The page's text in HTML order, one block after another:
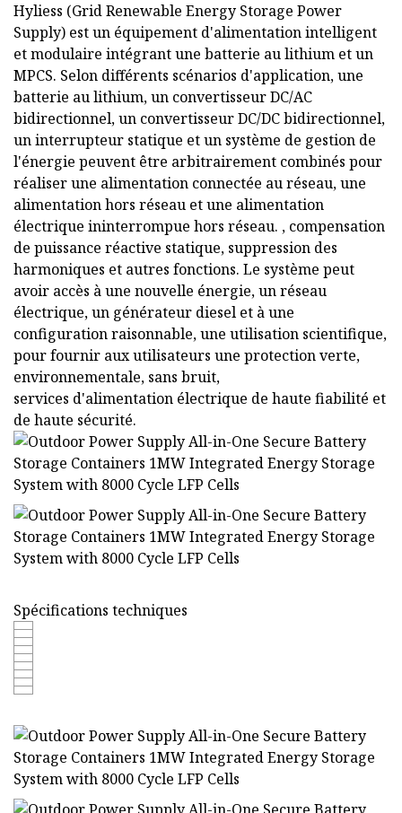
Hyliess (Grid Renewable Energy Storage Power
Supply) est un équipement d'alimentation intelligent
et modulaire intégrant une batterie au lithium et un
MPCS. Selon différents scénarios d'application, une
batterie au lithium, un convertisseur DC/AC
bidirectionnel, un convertisseur DC/DC bidirectionnel,
un interrupteur statique et un système de gestion de
l'énergie peuvent être arbitrairement combinés pour
réaliser une alimentation connectée au réseau, une
alimentation hors réseau et une alimentation
électrique ininterrompue hors réseau. , compensation
de puissance réactive statique, suppression des
harmoniques et autres fonctions. Le système peut
avoir accès à une nouvelle énergie, un réseau
électrique, un générateur diesel et à une
configuration raisonnable, une utilisation scientifique,
pour fournir aux utilisateurs une protection verte,
environnementale, sans bruit,
services d'alimentation électrique de haute fiabilité et
de haute sécurité.
Spécifications techniques